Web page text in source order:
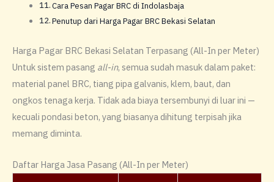
Cara Pesan Pagar BRC di Indolasbaja
Penutup dari Harga Pagar BRC Bekasi Selatan
Harga Pagar BRC Bekasi Selatan Terpasang (All-In per Meter)
Untuk sistem pasang all-in, semua sudah masuk dalam paket:
material panel BRC, tiang pipa galvanis, klem, baut, dan
ongkos tenaga kerja. Tidak ada biaya tersembunyi di luar ini —
kecuali pondasi beton, yang biasanya dihitung terpisah jika
memang diminta.
Daftar Harga Jasa Pasang (All-In per Meter)